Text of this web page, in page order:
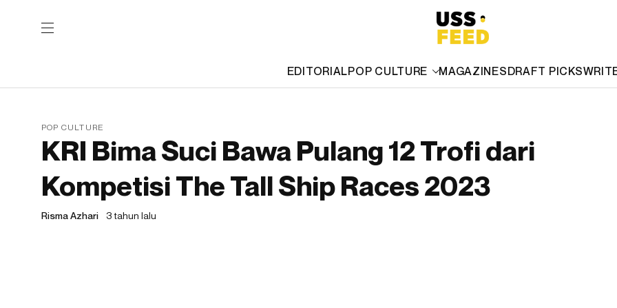
EDITORIALPOP CULTURE MAGAZINESDRAFT PICKS
POP CULTURE
KRI Bima Suci Bawa Pulang 12 Trofi dari
Kompetisi The Tall Ship Races 2023
Risma Azhari 3 tahun lalu